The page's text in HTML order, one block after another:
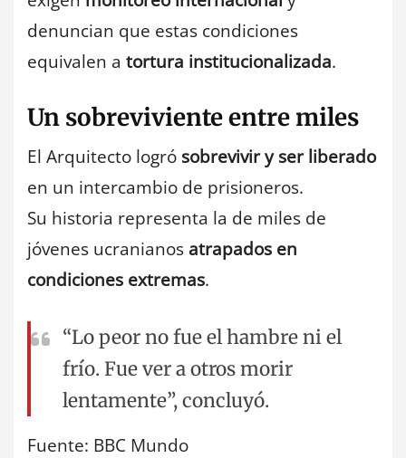
denuncian que estas condiciones
equivalen a tortura institucionalizada.
Un sobreviviente entre miles
El Arquitecto logró sobrevivir y ser liberado
en un intercambio de prisioneros.
Su historia representa la de miles de
jóvenes ucranianos atrapados en
condiciones extremas.
“Lo peor no fue el hambre ni el
frío. Fue ver a otros morir
lentamente”, concluyó.
Fuente: BBC Mundo